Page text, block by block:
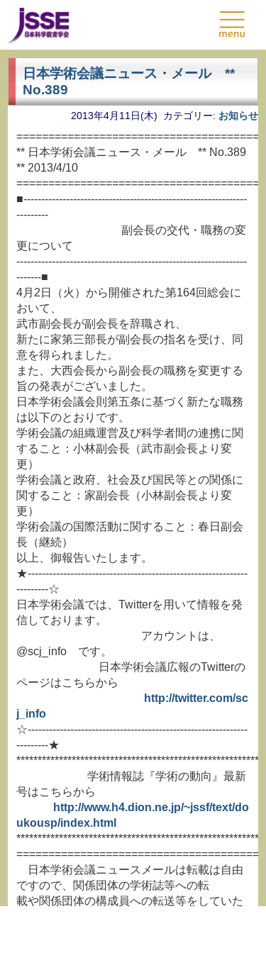
日本学術会議ニュース・メール **
No.389
2013年4月11日(木) カテゴリー: お知らせ
** 日本学術会議ニュース・メール ** No.389
** 2013/4/10
■---------------------------------------------------------------
---------
副会長の交代・職務の変
更について
-----------------------------------------------------------------
-------■
4月2日（火）から開催された第164回総会に
おいて、
武市副会長が副会長を辞職され、
新たに家第三部長が副会長の指名を受け、同
意を得られました。
また、大西会長から副会長の職務を変更する
旨の発表がございました。
日本学術会議会則第五条に基づく新たな職務
は以下のとおりです。
学術会議の組織運営及び科学者間の連携に関
すること：小林副会長（武市副会長より変
更）
学術会議と政府、社会及び国民等との関係に
関すること：家副会長（小林副会長より変
更）
学術会議の国際活動に関すること：春日副会
長（継続）
以上、御報告いたします。
★--------------------------------------------------------------
---------☆
日本学術会議では、Twitterを用いて情報を発
信しております。
アカウントは、
@scj_info です。
日本学術会議広報のTwitterの
ページはこちらから
http://twitter.com/sc
j_info
☆--------------------------------------------------------------
---------★
学術情報誌『学術の動向』最新
号はこちらから
http://www.h4.dion.ne.jp/~jssf/text/do
ukousp/index.html
日本学術会議ニュースメールは転載は自由
ですので、関係団体の学術誌等への転
載や関係団体の構成員への転送等をしていた